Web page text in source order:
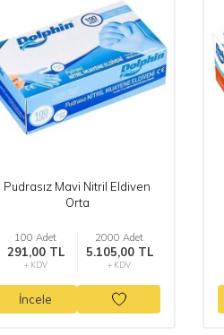
Pudrasız Mavi Nitril Eldiven
Orta
100 Adet
291,00 TL
+ KDV
2000 Adet
5.105,00 TL
+ KDV
İncele